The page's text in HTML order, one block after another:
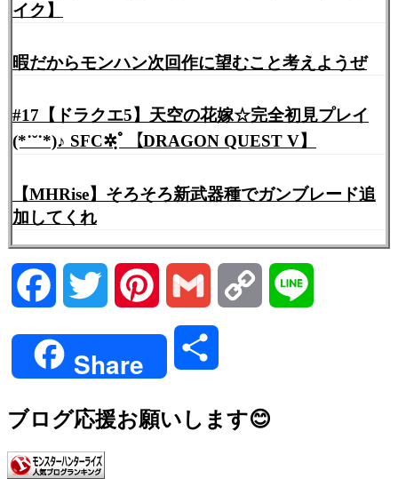
イク】
暇だからモンハン次回作に望むこと考えようぜ
#17【ドラクエ5】天空の花嫁☆完全初見プレイ
(*˙˘˙*)♪ SFC✲ฺﾟ【DRAGON QUEST V】
【MHRise】そろそろ新武器種でガンブレード追
加してくれ
Facebook Twitter Pinterest Gmail Copy
Share
ブログ応援お願いします😊